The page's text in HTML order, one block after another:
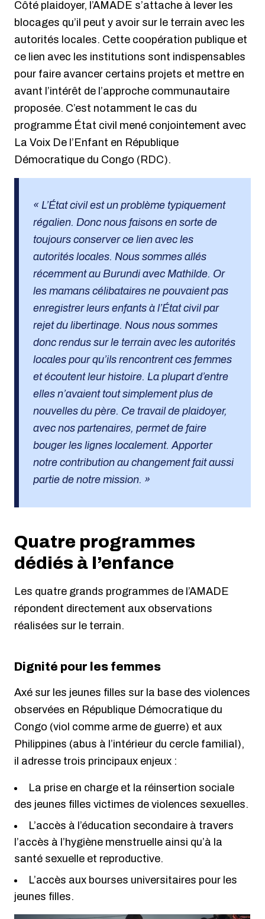
Côté plaidoyer, l’AMADE s’attache à lever les
blocages qu’il peut y avoir sur le terrain avec les
autorités locales. Cette coopération publique et
ce lien avec les institutions sont indispensables
pour faire avancer certains projets et mettre en
avant l’intérêt de l’approche communautaire
proposée. C’est notamment le cas du
programme État civil mené conjointement avec
La Voix De l’Enfant en République
Démocratique du Congo (RDC).
« L’État civil est un problème typiquement
régalien. Donc nous faisons en sorte de
toujours conserver ce lien avec les
autorités locales. Nous sommes allés
récemment au Burundi avec Mathilde. Or
les mamans célibataires ne pouvaient pas
enregistrer leurs enfants à l’État civil par
rejet du libertinage. Nous nous sommes
donc rendus sur le terrain avec les autorités
locales pour qu’ils rencontrent ces femmes
et écoutent leur histoire. La plupart d’entre
elles n’avaient tout simplement plus de
nouvelles du père. Ce travail de plaidoyer,
avec nos partenaires, permet de faire
bouger les lignes localement. Apporter
notre contribution au changement fait aussi
partie de notre mission. »
Quatre programmes
dédiés à l’enfance
Les quatre grands programmes de l’AMADE
répondent directement aux observations
réalisées sur le terrain.
Dignité pour les femmes
Axé sur les jeunes filles sur la base des violences
observées en République Démocratique du
Congo (viol comme arme de guerre) et aux
Philippines (abus à l’intérieur du cercle familial),
il adresse trois principaux enjeux :
La prise en charge et la réinsertion sociale
des jeunes filles victimes de violences sexuelles.
L’accès à l’éducation secondaire à travers
l’accès à l’hygiène menstruelle ainsi qu’à la
santé sexuelle et reproductive.
L’accès aux bourses universitaires pour les
jeunes filles.